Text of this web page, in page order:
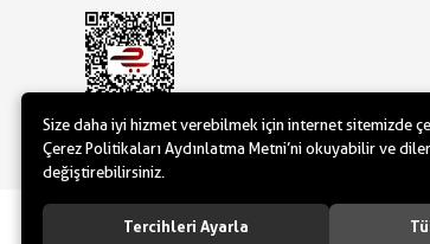
www.yilbasimalzemeleri.com -
Size daha iyi hizmet verebilmek için internet sitemizde
Çerez Politikaları Aydınlatma Metni’ni okuyabilir ve
değiştirebilirsiniz.
Tercihleri Ayarla